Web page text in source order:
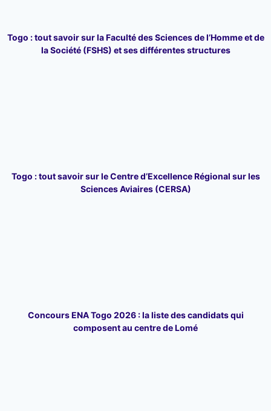
Togo : tout savoir sur la Faculté des Sciences de l’Homme et de
la Société (FSHS) et ses différentes structures
Togo : tout savoir sur le Centre d’Excellence Régional sur les
Sciences Aviaires (CERSA)
Concours ENA Togo 2026 : la liste des candidats qui
composent au centre de Lomé